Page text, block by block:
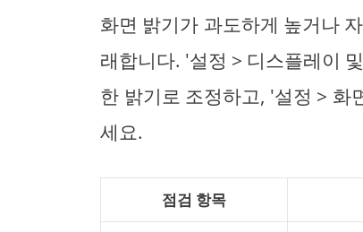
화면 밝기가 과도하게 높거나
래합니다. '설정 > 디스플레이
한 밝기로 조정하고, '설정 > 화
세요.
점검 항목